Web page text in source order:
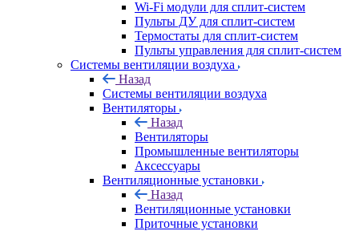
Wi-Fi модули для сплит-систем
Пульты ДУ для сплит-систем
Термостаты для сплит-систем
Пульты управления для сплит-систем
Системы вентиляции воздуха
Назад
Системы вентиляции воздуха
Вентиляторы
Назад
Вентиляторы
Промышленные вентиляторы
Аксессуары
Вентиляционные установки
Назад
Вентиляционные установки
Приточные установки